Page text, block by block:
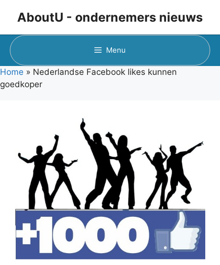
inhoud
AboutU - ondernemers nieuws
Menu
Home » Nederlandse Facebook likes kunnen
goedkoper